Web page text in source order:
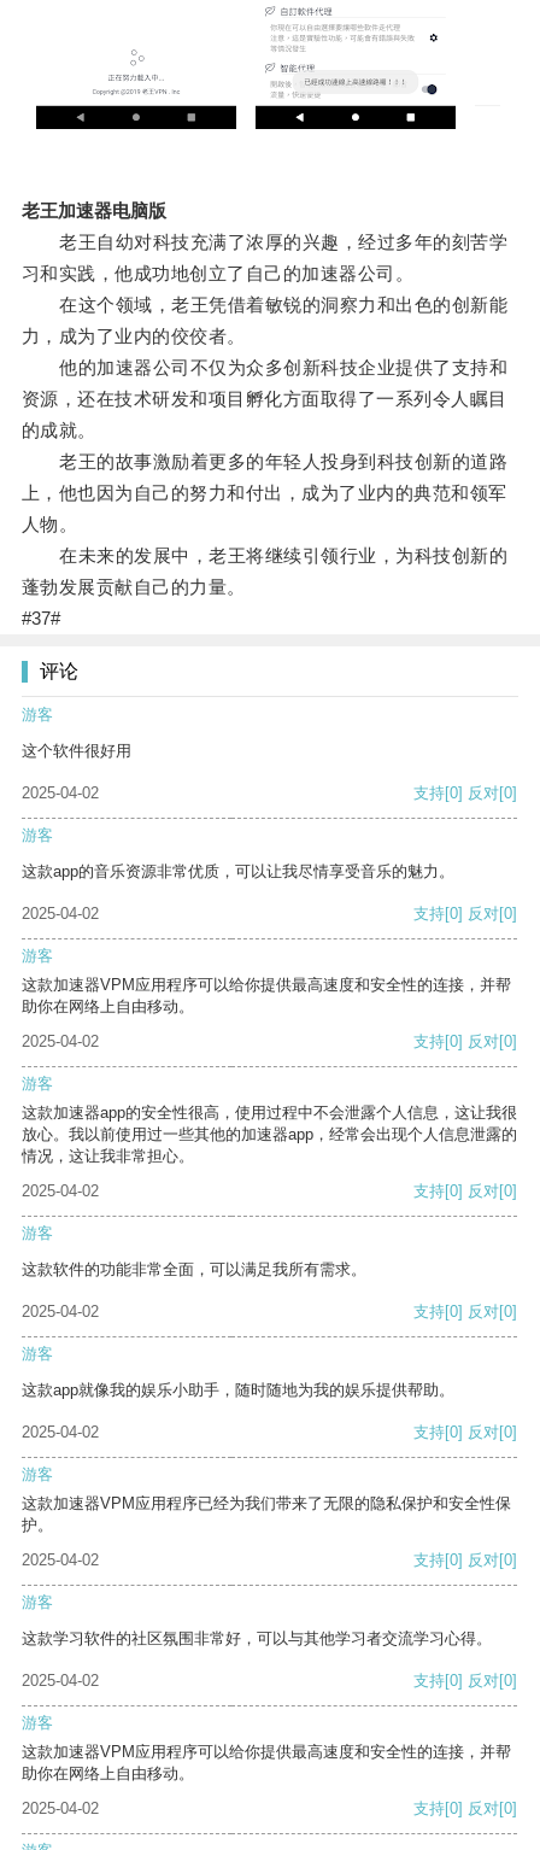
老王加速器电脑版
老王自幼对科技充满了浓厚的兴趣，经过多年的刻苦学
习和实践，他成功地创立了自己的加速器公司。
在这个领域，老王凭借着敏锐的洞察力和出色的创新能
力，成为了业内的佼佼者。
他的加速器公司不仅为众多创新科技企业提供了支持和
资源，还在技术研发和项目孵化方面取得了一系列令人瞩目
的成就。
老王的故事激励着更多的年轻人投身到科技创新的道路
上，他也因为自己的努力和付出，成为了业内的典范和领军
人物。
在未来的发展中，老王将继续引领行业，为科技创新的
蓬勃发展贡献自己的力量。
#37#
评论
游客
这个软件很好用
2025-04-02 支持[0] 反对[0]
游客
这款app的音乐资源非常优质，可以让我尽情享受音乐的魅力。
2025-04-02 支持[0] 反对[0]
游客
这款加速器VPM应用程序可以给你提供最高速度和安全性的连接，并帮
助你在网络上自由移动。
2025-04-02
支持[0] 反对[0]
游客
这款加速器app的安全性很高，使用过程中不会泄露个人信息，这让我很
放心。我以前使用过一些其他的加速器app，经常会出现个人信息泄露的
情况，这让我非常担心。
2025-04-02
支持[0] 反对[0]
游客
这款软件的功能非常全面，可以满足我所有需求。
2025-04-02 支持[0] 反对[0]
游客
这款app就像我的娱乐小助手，随时随地为我的娱乐提供帮助。
2025-04-02 支持[0] 反对[0]
游客
这款加速器VPM应用程序已经为我们带来了无限的隐私保护和安全性保
护。
2025-04-02
支持[0] 反对[0]
游客
这款学习软件的社区氛围非常好，可以与其他学习者交流学习心得。
2025-04-02 支持[0] 反对[0]
游客
这款加速器VPM应用程序可以给你提供最高速度和安全性的连接，并帮
助你在网络上自由移动。
2025-04-02
支持[0] 反对[0]